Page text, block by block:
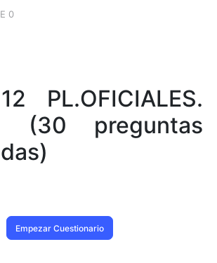
0
PL.OFICIALES.
(30 preguntas